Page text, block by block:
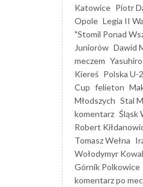
Katowice Piotr
Opole Legia II
"Stomil Ponad
Juniorów Dawid
meczem
Kiereś Polska U-
Cup felieton
Młodszych Stal
komentarz Śląsk
Robert
Tomasz Wełna
Wołodymyr Kowal
Górnik Polkowice
komentarz po